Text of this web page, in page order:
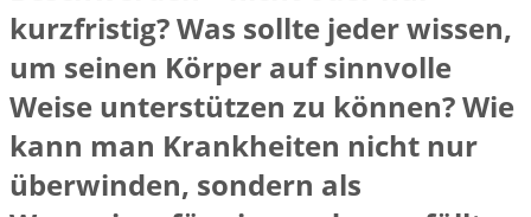
kurzfristig? Was sollte jeder wissen,
um seinen Körper auf sinnvolle
Weise unterstützen zu können? Wie
kann man Krankheiten nicht nur
überwinden, sondern als